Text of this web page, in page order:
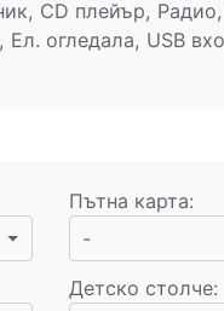
CD плейър,
Ел. огледала, USB
Пътна карта:
-
Детско столче: